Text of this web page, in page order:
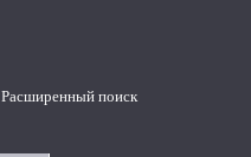
Расширенный поиск